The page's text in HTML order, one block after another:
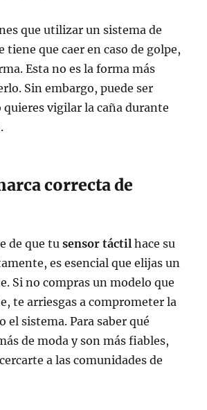
que utilizar un sistema de
tiene que caer en caso de golpe,
Esta no es la forma más
Sin embargo, puede ser
quieres vigilar la caña durante
correcta de
de que tusensor táctil hace su
es esencial que elijas un
Si no compras un modelo que
te arriesgas a comprometer la
el sistema. Para saber qué
de moda y son más fiables,
a las comunidades de